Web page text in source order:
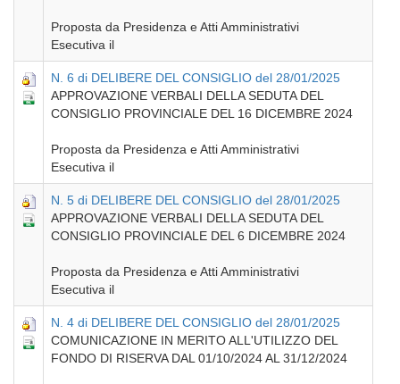
Proposta da Presidenza e Atti Amministrativi
Esecutiva il
N. 6 di DELIBERE DEL CONSIGLIO del 28/01/2025
APPROVAZIONE VERBALI DELLA SEDUTA DEL
CONSIGLIO PROVINCIALE DEL 16 DICEMBRE 2024
Proposta da Presidenza e Atti Amministrativi
Esecutiva il
N. 5 di DELIBERE DEL CONSIGLIO del 28/01/2025
APPROVAZIONE VERBALI DELLA SEDUTA DEL
CONSIGLIO PROVINCIALE DEL 6 DICEMBRE 2024
Proposta da Presidenza e Atti Amministrativi
Esecutiva il
N. 4 di DELIBERE DEL CONSIGLIO del 28/01/2025
COMUNICAZIONE IN MERITO ALL'UTILIZZO DEL
FONDO DI RISERVA DAL 01/10/2024 AL 31/12/2024